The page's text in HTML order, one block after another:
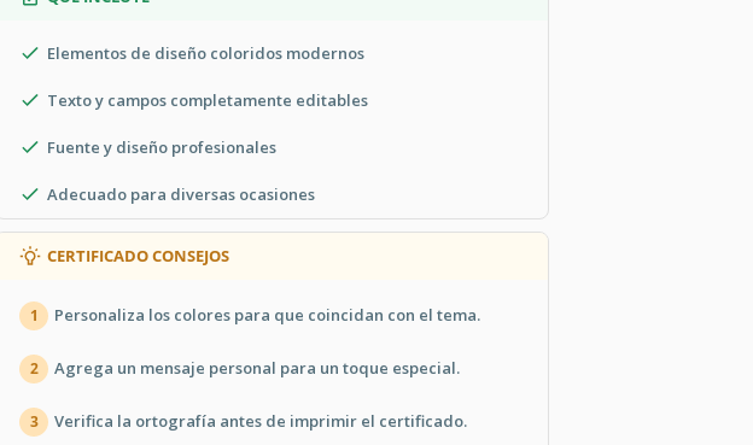
Elementos de diseño coloridos modernos
Texto y campos completamente editables
Fuente y diseño profesionales
Adecuado para diversas ocasiones
CERTIFICADO CONSEJOS
1 Personaliza los colores para que coincidan con el tema.
2 Agrega un mensaje personal para un toque especial.
3 Verifica la ortografía antes de imprimir el certificado.